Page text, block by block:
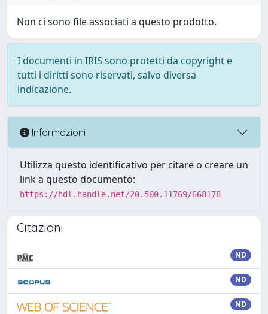
Non ci sono file associati a questo prodotto.
I documenti in IRIS sono protetti da copyright e
tutti i diritti sono riservati, salvo diversa
indicazione.
Informazioni
Utilizza questo identificativo per citare o creare un
link a questo documento:
https://hdl.handle.net/20.500.11769/668178
Citazioni
ND
ND
ND